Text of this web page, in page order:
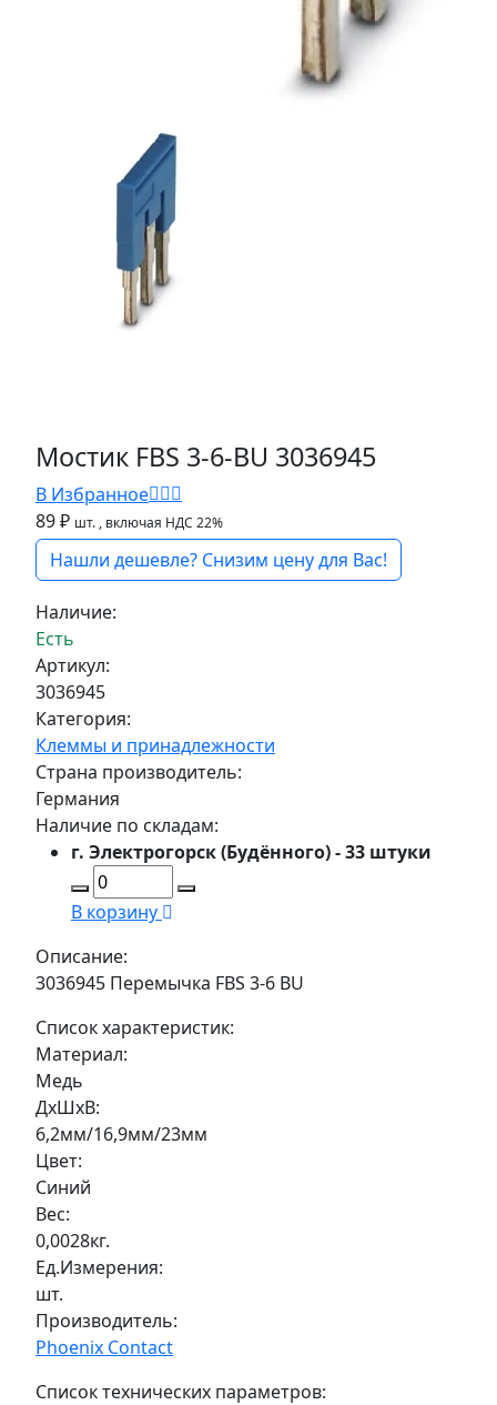
Мостик FBS 3-6-BU 3036945
В Избранное
89 ₽ шт. , включая НДС 22%
Нашли дешевле? Снизим цену для Вас!
Наличие:
Есть
Артикул:
3036945
Категория:
Клеммы и принадлежности
Страна производитель:
Германия
Наличие по складам:
г. Электрогорск (Будённого) - 33 штуки
В корзину
Описание:
3036945 Перемычка FBS 3-6 BU
Список характеристик:
Материал:
Медь
ДxШxВ:
6,2мм/16,9мм/23мм
Цвет:
Синий
Вес:
0,0028кг.
Ед.Измерения:
шт.
Производитель:
Phoenix Contact
Список технических параметров: